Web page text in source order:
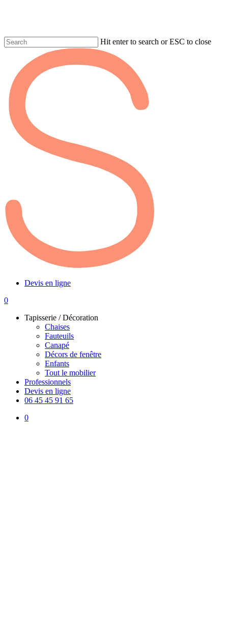
content
Hit enter to search or ESC to close
recherche
Devis en ligne
0
Tapisserie / Décoration
Chaises
Fauteuils
Canapé
Décors de fenêtre
Enfants
Tout le mobilier
Professionnels
Devis en ligne
06 45 45 91 65
0